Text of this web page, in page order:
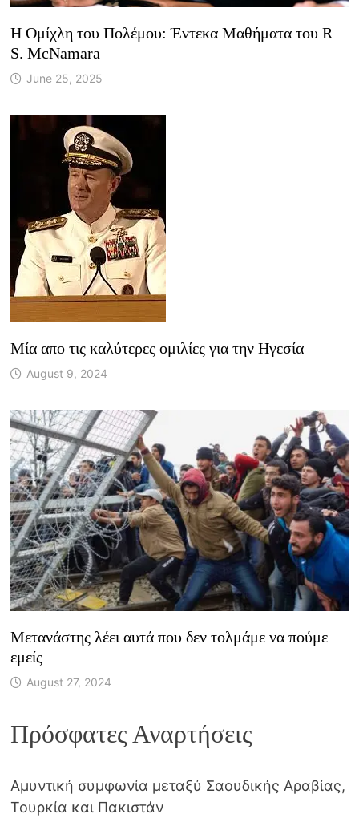
Η Ομίχλη του Πολέμου: Έντεκα Μαθήματα του R
S. McNamara
June 25, 2025
Μία απο τις καλύτερες ομιλίες για την Ηγεσία
August 9, 2024
Μετανάστης λέει αυτά που δεν τολμάμε να πούμε
εμείς
August 27, 2024
Πρόσφατες Αναρτήσεις
Αμυντική συμφωνία μεταξύ Σαουδικής Αραβίας,
Τουρκία και Πακιστάν